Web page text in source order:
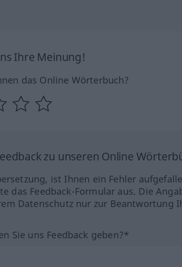
Ihre Meinung!
das Online Wörterbuch?
zu unseren Online
ist Ihnen ein Fehler
das Feedback-Formular aus. Die
Datenschutz nur zur Beantwortung
Sie uns Feedback geben?*